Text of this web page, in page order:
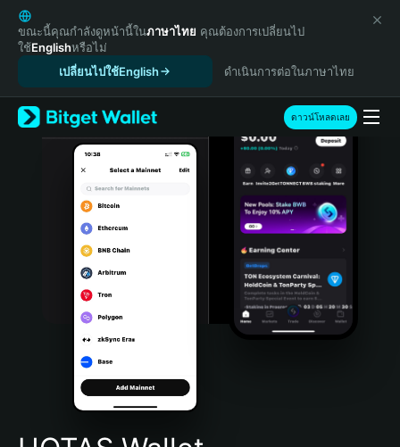
English
日本語
Tiếng Việt
Español (Latinoamérica)
Türkçe
Italiano
Português (Portugal)
Bahasa Indonesia
Português (Brasil)
Español (Argentina)
ขณะนี้คุณกำลังดูหน้านี้ในภาษาไทย คุณต้องการเปลี่ยนไป
ใช้Englishหรือไม่
เปลี่ยนไปใช้English
ดำเนินการต่อในภาษาไทย
ดาวน์โหลดเลย